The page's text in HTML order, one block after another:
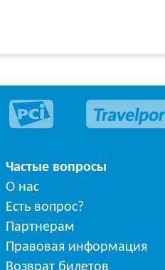
Частые вопросы
О нас
Есть вопрос?
Партнерам
Правовая информация
Возврат билетов